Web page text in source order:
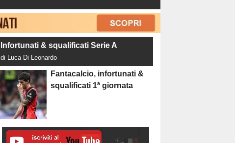
Infortunati & squalificati Serie A
di Luca Di Leonardo
Fantacalcio, infortunati &
squalificati 1ª giornata